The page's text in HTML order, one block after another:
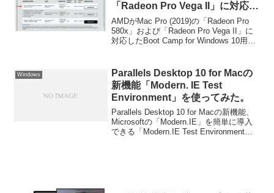
「Radeon Pro Vega II」に対応し
たBoot Camp for Windows 10用
dGPUドライバを公開。
AMDがMac Pro (2019)の「Radeon Pro
580x」および「Radeon Pro Vega II」に
対応したBoot Camp for Windows 10用
Windows
Parallels Desktop 10 for Macの
新機能「Modern. IE Test
Environment」を使ってみた。
Parallels Desktop 10 for Macの新機能、
Microsoftの「Modern.IE」を簡単に導入
できる「Modern.IE Test Environment」